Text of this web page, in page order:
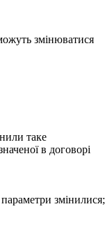
змінюватися
таке
в договорі
змінилися;